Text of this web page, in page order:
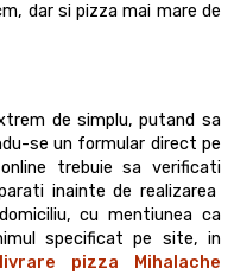
dar si pizza mai mare de
de simplu, putand sa
se un formular direct pe
trebuie sa verificati
inainte de realizarea
cu mentiunea ca
specificat pe site, in
livrare pizza Mihalache